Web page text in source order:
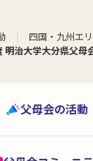
四国・九州エ
明治大学大分県父
父母会の活動